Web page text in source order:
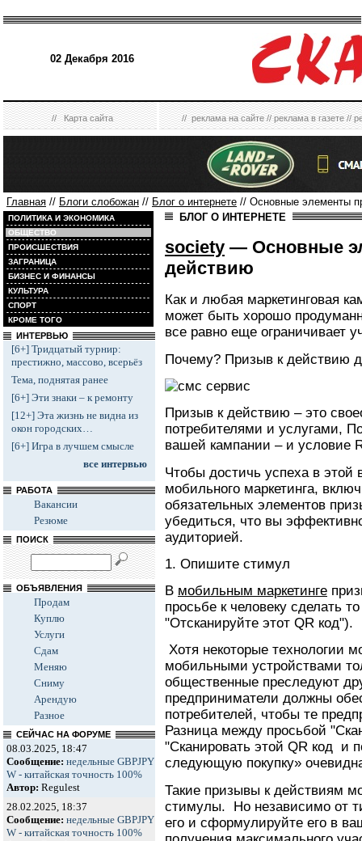
02 Декабря 2016
//Карта сайта //реклама на сайте//реклама в газете//
Главная // Блоги слобожан // Блог о интернете // Основные элементы
ПОЛИТИКА И ЭКОНОМИКА
ОБЩЕСТВО
ПРОИСШЕСТВИЯ
ЗАГРАНИЦА
БИЗНЕС И ФИНАНСЫ
КУЛЬТУРА
СПОРТ
КРОМЕ ТОГО
ИНТЕРВЬЮ
[6+] Тридцатый турнир:
престижно, массово, всерьёз
Тема, поднятая ранее
[6+] Эти знаки – к ремонту
[12+] Эта жизнь не видна из
окон городских…
[6+] Игра в лучшем смысле
все интервью
РАБОТА
Вакансии
Резюме
ПОИСК
ОБЪЯВЛЕНИЯ
Продам
Куплю
Услуги
Сдам
Меняю
Сниму
Арендую
Разное
СЕЙЧАС НА ФОРУМЕ
08.03.2025, 18:47
Сообщение: недельные GBPJPY
W - китайская точность 100%
Автор: Regulest
28.02.2025, 18:37
Сообщение: недельные GBPJPY
W - китайская точность 100%
БЛОГ О ИНТЕРНЕТЕ
society — Основные
действию
Как и любая маркетинговая
может быть хорошо
все равно еще ограничивает
Почему? Призыв к действию
Призыв к действию – это
потребителями и услугами,
вашей кампании – и условие
Чтобы достичь успеха в этой
мобильного маркетинга,
обязательных элементов
убедиться, что вы
аудиторией.
1. Опишите стимул
В мобильным маркетинге
просьбе к человеку сделать
"Отсканируйте этот QR код").
Хотя некоторые технологии
мобильными устройствами
общественные преследуют
предприниматели должны
потребителей, чтобы те
Разница между просьбой
"Сканировать этой QR код и
следующую покупку»
Такие призывы к действиям
стимулы. Но независимо от
его и сформулируйте его в